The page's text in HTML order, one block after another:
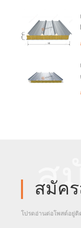
ส
สมัค
โปรดอ่านต่อโพสต์อยู่